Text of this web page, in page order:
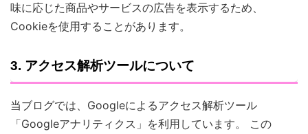
味に応じた商品やサービスの広告を表示するため、
Cookieを使用することがあります。
3. アクセス解析ツールについて
当ブログでは、Googleによるアクセス解析ツール
「Googleアナリティクス」を利用しています。 この